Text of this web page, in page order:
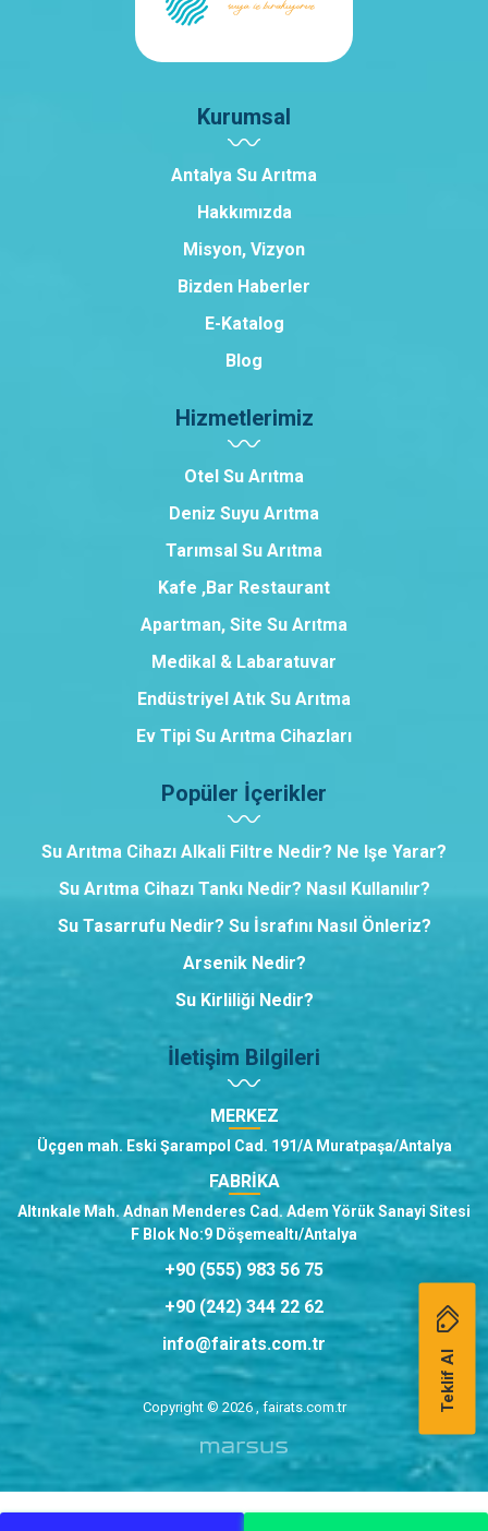
Kurumsal
Antalya Su Arıtma
Hakkımızda
Misyon, Vizyon
Bizden Haberler
E-Katalog
Blog
Hizmetlerimiz
Otel Su Arıtma
Deniz Suyu Arıtma
Tarımsal Su Arıtma
Kafe ,Bar Restaurant
Apartman, Site Su Arıtma
Medikal & Labaratuvar
Endüstriyel Atık Su Arıtma
Ev Tipi Su Arıtma Cihazları
Popüler İçerikler
Su Arıtma Cihazı Alkali Filtre Nedir? Ne Işe Yarar?
Su Arıtma Cihazı Tankı Nedir? Nasıl Kullanılır?
Su Tasarrufu Nedir? Su İsrafını Nasıl Önleriz?
Arsenik Nedir?
Su Kirliliği Nedir?
İletişim Bilgileri
MERKEZ
Üçgen mah. Eski Şarampol Cad. 191/A Muratpaşa/Antalya
FABRİKA
Altınkale Mah. Adnan Menderes Cad. Adem Yörük Sanayi Sitesi
F Blok No:9 Döşemealtı/Antalya
+90 (555) 983 56 75
+90 (242) 344 22 62
info@fairats.com.tr
Copyright © 2026 , fairats.com.tr Teklif Al